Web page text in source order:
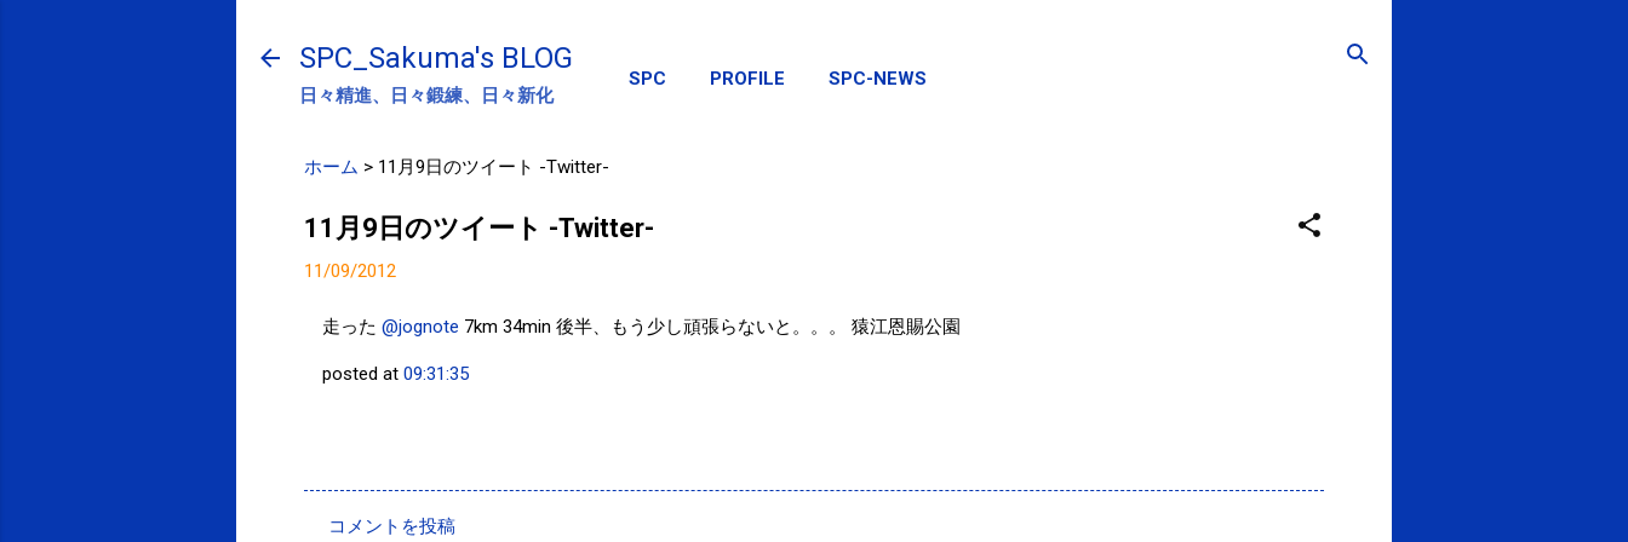
SPC_Sakuma's BLOG
日々精進、日々鍛練、日々新化
SPC PROFILE SPC-NEWS
ホーム > 11月9日のツイート -Twitter-
11月9日のツイート -Twitter-
11/09/2012
走った @jognote 7km 34min 後半、もう少し頑張らないと。。。 猿江恩賜公園
posted at 09:31:35
コメントを投稿